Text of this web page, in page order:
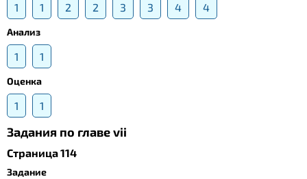
1 1 2 2 3 3 4 4
Анализ
1 1
Оценка
1 1
Задания по главе vii
Страница 114
Задание